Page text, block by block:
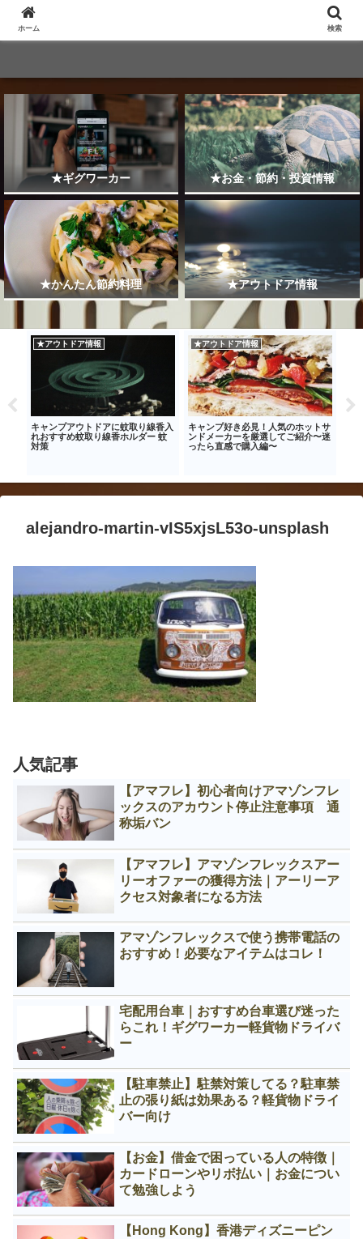
★ギグワーカー ★お金・節約・投資情報
★かんたん節約料理 ★アウトドア情報
★アウトドア情報
キャンプアウトドアに蚊取り線香入
れおすすめ蚊取り線香ホルダー 蚊
対策
★アウトドア情報
キャンプ好き必見！人気のホットサ
ンドメーカーを厳選してご紹介〜迷
ったら直感で購入編〜
alejandro-martin-vIS5xjsL53o-unsplash
人気記事
【アマフレ】初心者向けアマゾンフレ
ックスのアカウント停止注意事項 通
称垢バン
【アマフレ】アマゾンフレックスアー
リーオファーの獲得方法｜アーリーア
クセス対象者になる方法
アマゾンフレックスで使う携帯電話の
おすすめ！必要なアイテムはコレ！
宅配用台車｜おすすめ台車選び迷った
らこれ！ギグワーカー軽貨物ドライバ
ー
【駐車禁止】駐禁対策してる？駐車禁
止の張り紙は効果ある？軽貨物ドライ
バー向け
【お金】借金で困っている人の特徴｜
カードローンやリボ払い｜お金につい
て勉強しよう
【Hong Kong】香港ディズニーピン
ホーム 検索